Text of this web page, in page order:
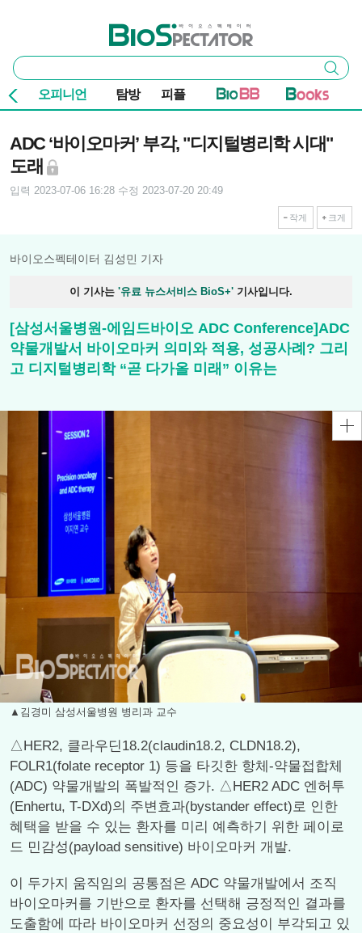
바이오스펙테이터
통
합
검
색
검색
오피니언 탐방 피플
ADC ‘바이오마커’ 부각, "디지털병리학 시대"
도래
입력 2023-07-06 16:28 수정 2023-07-20 20:49
작게 크게
바이오스펙테이터 김성민 기자
이 기사는 '유료 뉴스서비스 BioS+' 기사입니다.
[삼성서울병원-에임드바이오 ADC Conference]ADC
약물개발서 바이오마커 의미와 적용, 성공사례? 그리
고 디지털병리학 “곧 다가올 미래” 이유는
▲김경미 삼성서울병원 병리과 교수
△HER2, 클라우딘18.2(claudin18.2, CLDN18.2),
FOLR1(folate receptor 1) 등을 타깃한 항체-약물접합체
(ADC) 약물개발의 폭발적인 증가. △HER2 ADC 엔허투
(Enhertu, T-DXd)의 주변효과(bystander effect)로 인한
혜택을 받을 수 있는 환자를 미리 예측하기 위한 페이로
드 민감성(payload sensitive) 바이오마커 개발.
이 두가지 움직임의 공통점은 ADC 약물개발에서 조직
바이오마커를 기반으로 환자를 선택해 긍정적인 결과를
도출함에 따라 바이오마커 선정의 중요성이 부각되고 있